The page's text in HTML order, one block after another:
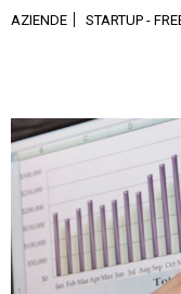
CRM
Fatturazione
Financial Solutions
HR
Trust Services
AZIENDE STARTUP -